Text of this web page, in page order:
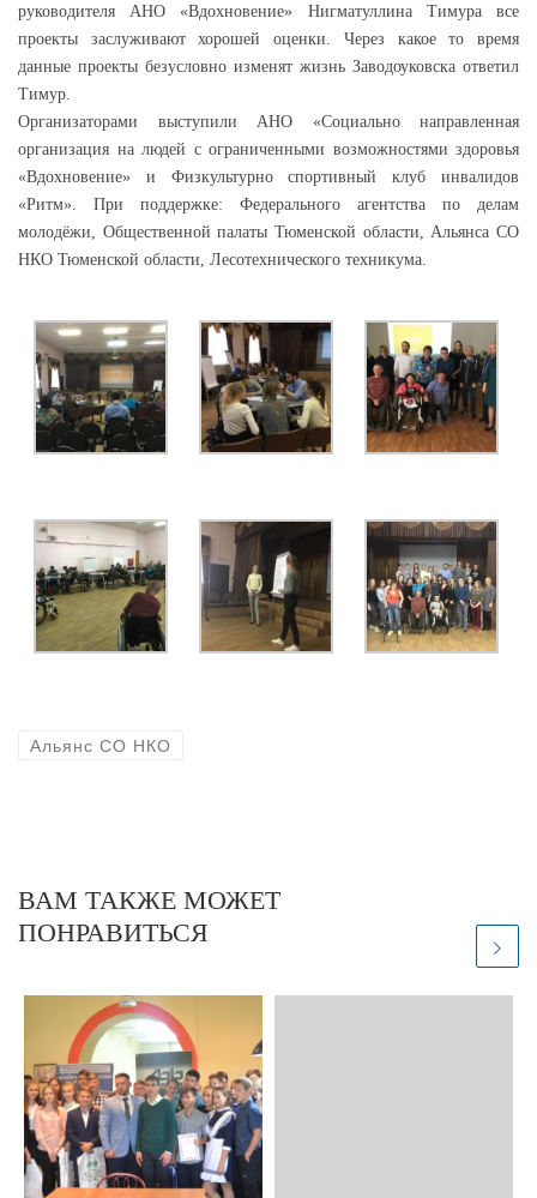
руководителя АНО «Вдохновение» Нигматуллина Тимура все
проекты заслуживают хорошей оценки. Через какое то время
данные проекты безусловно изменят жизнь Заводоуковска ответил
Тимур.
Организаторами выступили АНО «Социально направленная
организация на людей с ограниченными возможностями здоровья
«Вдохновение» и Физкультурно спортивный клуб инвалидов
«Ритм». При поддержке: Федерального агентства по делам
молодёжи, Общественной палаты Тюменской области, Альянса СО
НКО Тюменской области, Лесотехнического техникума.
Альянс СО НКО
ВАМ ТАКЖЕ МОЖЕТ
ПОНРАВИТЬСЯ